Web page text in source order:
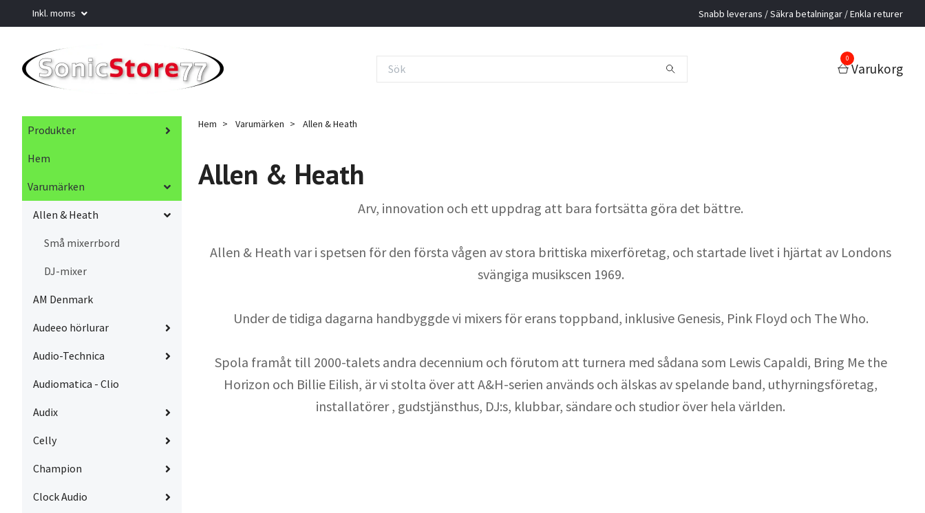
Inkl. moms Snabb leverans / Säkra betalningar / Enkla returer
0
Varukorg
Produkter
Hem
Varumärken
Allen & Heath
Små mixerrbord
DJ-mixer
AM Denmark
Audeeo hörlurar
Audio-Technica
Audiomatica - Clio
Audix
Celly
Champion
Clock Audio
Hem Varumärken Allen & Heath
Allen & Heath
Arv, innovation och ett uppdrag att bara fortsätta göra det bättre.
Allen & Heath var i spetsen för den första vågen av stora brittiska mixerföretag, och startade livet i hjärtat av Londons
svängiga musikscen 1969.
Under de tidiga dagarna handbyggde vi mixers för erans toppband, inklusive Genesis, Pink Floyd och The Who.
Spola framåt till 2000-talets andra decennium och förutom att turnera med sådana som Lewis Capaldi, Bring Me the
Horizon och Billie Eilish, är vi stolta över att A&H-serien används och älskas av spelande band, uthyrningsföretag,
installatörer , gudstjänsthus, DJ:s, klubbar, sändare och studior över hela världen.